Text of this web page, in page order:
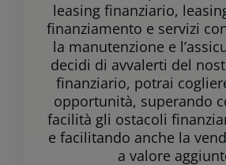
leasing finanziario,
finanziamento e servizi
la manutenzione e
decidi di avvalerti del
finanziario, potrai
opportunità, superando
facilità gli ostacoli
e facilitando anche la
a valore